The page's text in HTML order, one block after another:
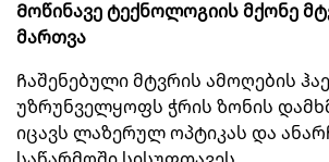
Მოწინავე ტექნოლოგიის მქონე
მართვა
Ჩაშენებული მტვრის ამოღების
უზრუნველყოფს ჭრის ზონის
იცავს ლაზერულ ოპტიკას და